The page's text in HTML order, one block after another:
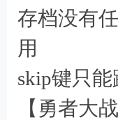
存档没有
用
skip键只
【勇者大